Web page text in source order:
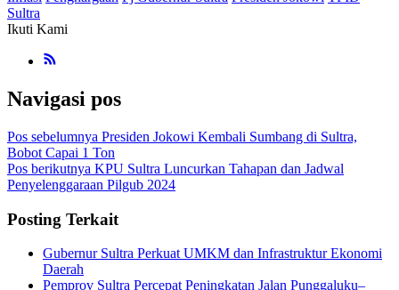
Sultra
Ikuti Kami
Navigasi pos
Pos sebelumnya Presiden Jokowi Kembali Sumbang di Sultra,
Bobot Capai 1 Ton
Pos berikutnya KPU Sultra Luncurkan Tahapan dan Jadwal
Penyelenggaraan Pilgub 2024
Posting Terkait
Gubernur Sultra Perkuat UMKM dan Infrastruktur Ekonomi
Daerah
Pemprov Sultra Percepat Peningkatan Jalan Punggaluku–